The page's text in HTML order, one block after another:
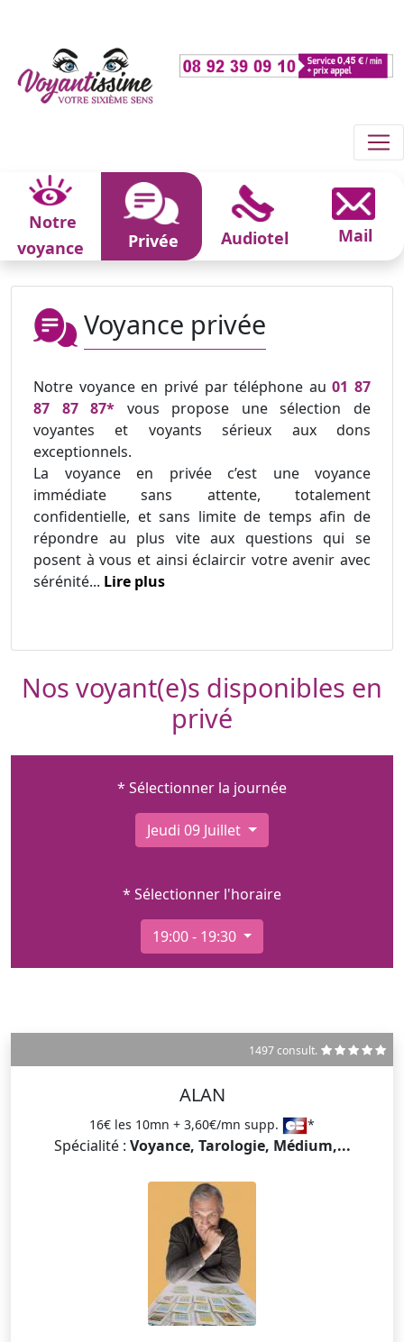
Notre
voyance
Privée Audiotel Mail
Voyance privée
Notre voyance en privé par téléphone au01 87
87 87 87* vous propose une sélection de
voyantes et voyants sérieux aux dons
exceptionnels.
La voyance en privée c’est une voyance
immédiate sans attente, totalement
confidentielle, et sans limite de temps afin de
répondre au plus vite aux questions qui se
posent à vous et ainsi éclaircir votre avenir avec
sérénité... Lire plus
Nos voyant(e)s disponibles en
privé
* Sélectionner la journée
Jeudi 09 Juillet
* Sélectionner l'horaire
19:00 - 19:30
1497 consult.
ALAN
16€ les 10mn + 3,60€/mn supp. *
Spécialité : Voyance, Tarologie, Médium,...